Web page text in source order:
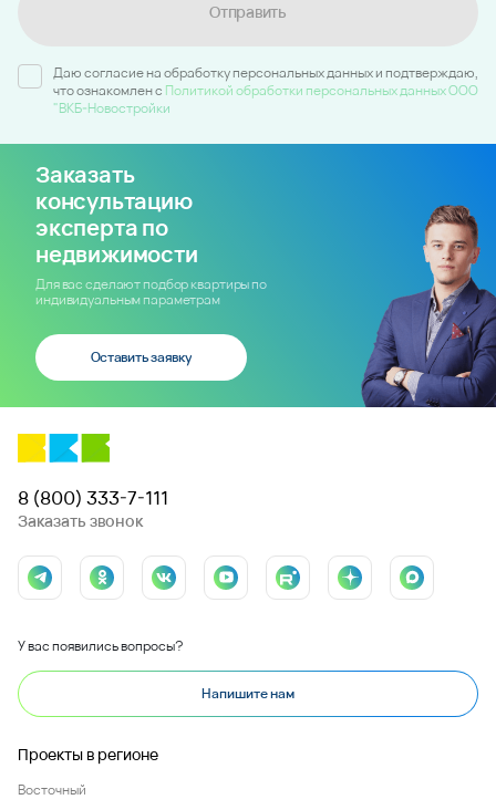
Отправить
Даю согласие на обработку персональных данных и подтверждаю,
что ознакомлен c Политикой обработки персональных данных ООО
"ВКБ-Новостройки
Заказать
консультацию
эксперта по
недвижимости
Для вас сделают подбор квартиры по
индивидуальным параметрам
Оставить заявку
8 (800) 333-7-111
Заказать звонок
У вас появились вопросы?
Напишите нам
Проекты в регионе
Восточный